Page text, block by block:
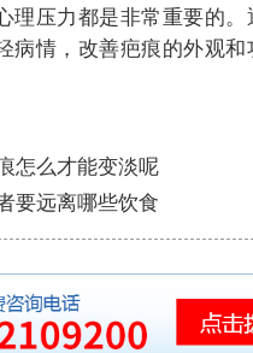
理压力都是非常重要的。
病情，改善疤痕的外观和
怎么才能变淡呢
要远离哪些饮食